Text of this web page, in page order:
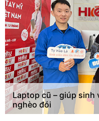
Laptop cũ – giúp sinh
nghèo đói